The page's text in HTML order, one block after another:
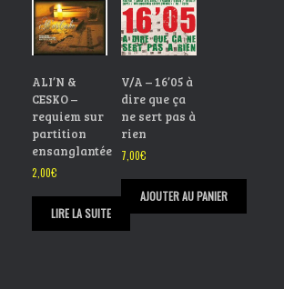
ALI’N &
CESKO –
requiem sur
partition
ensanglantée
2,00€
LIRE LA SUITE
V/A – 16’05 à
dire que ça
ne sert pas à
rien
7,00€
AJOUTER AU PANIER